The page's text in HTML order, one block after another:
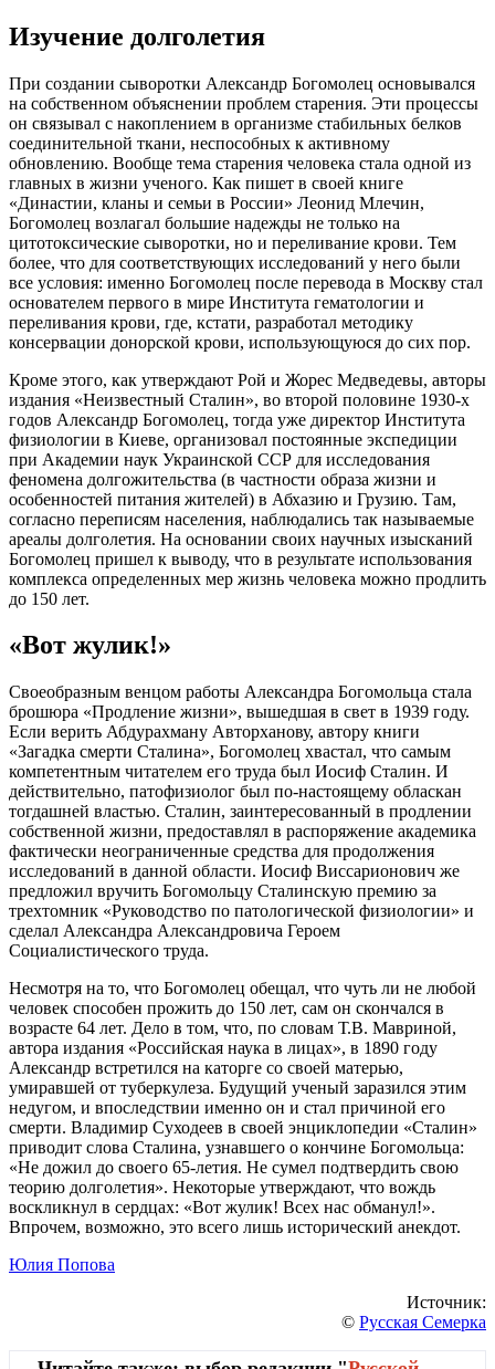
Изучение долголетия
При создании сыворотки Александр Богомолец основывался
на собственном объяснении проблем старения. Эти процессы
он связывал с накоплением в организме стабильных белков
соединительной ткани, неспособных к активному
обновлению. Вообще тема старения человека стала одной из
главных в жизни ученого. Как пишет в своей книге
«Династии, кланы и семьи в России» Леонид Млечин,
Богомолец возлагал большие надежды не только на
цитотоксические сыворотки, но и переливание крови. Тем
более, что для соответствующих исследований у него были
все условия: именно Богомолец после перевода в Москву стал
основателем первого в мире Института гематологии и
переливания крови, где, кстати, разработал методику
консервации донорской крови, использующуюся до сих пор.
Кроме этого, как утверждают Рой и Жорес Медведевы, авторы
издания «Неизвестный Сталин», во второй половине 1930-х
годов Александр Богомолец, тогда уже директор Института
физиологии в Киеве, организовал постоянные экспедиции
при Академии наук Украинской ССР для исследования
феномена долгожительства (в частности образа жизни и
особенностей питания жителей) в Абхазию и Грузию. Там,
согласно переписям населения, наблюдались так называемые
ареалы долголетия. На основании своих научных изысканий
Богомолец пришел к выводу, что в результате использования
комплекса определенных мер жизнь человека можно продлить
до 150 лет.
«Вот жулик!»
Своеобразным венцом работы Александра Богомольца стала
брошюра «Продление жизни», вышедшая в свет в 1939 году.
Если верить Абдурахману Авторханову, автору книги
«Загадка смерти Сталина», Богомолец хвастал, что самым
компетентным читателем его труда был Иосиф Сталин. И
действительно, патофизиолог был по-настоящему обласкан
тогдашней властью. Сталин, заинтересованный в продлении
собственной жизни, предоставлял в распоряжение академика
фактически неограниченные средства для продолжения
исследований в данной области. Иосиф Виссарионович же
предложил вручить Богомольцу Сталинскую премию за
трехтомник «Руководство по патологической физиологии» и
сделал Александра Александровича Героем
Социалистического труда.
Несмотря на то, что Богомолец обещал, что чуть ли не любой
человек способен прожить до 150 лет, сам он скончался в
возрасте 64 лет. Дело в том, что, по словам Т.В. Мавриной,
автора издания «Российская наука в лицах», в 1890 году
Александр встретился на каторге со своей матерью,
умиравшей от туберкулеза. Будущий ученый заразился этим
недугом, и впоследствии именно он и стал причиной его
смерти. Владимир Суходеев в своей энциклопедии «Сталин»
приводит слова Сталина, узнавшего о кончине Богомольца:
«Не дожил до своего 65-летия. Не сумел подтвердить свою
теорию долголетия». Некоторые утверждают, что вождь
воскликнул в сердцах: «Вот жулик! Всех нас обманул!».
Впрочем, возможно, это всего лишь исторический анекдот.
Юлия Попова
Источник:
© Русская Семерка